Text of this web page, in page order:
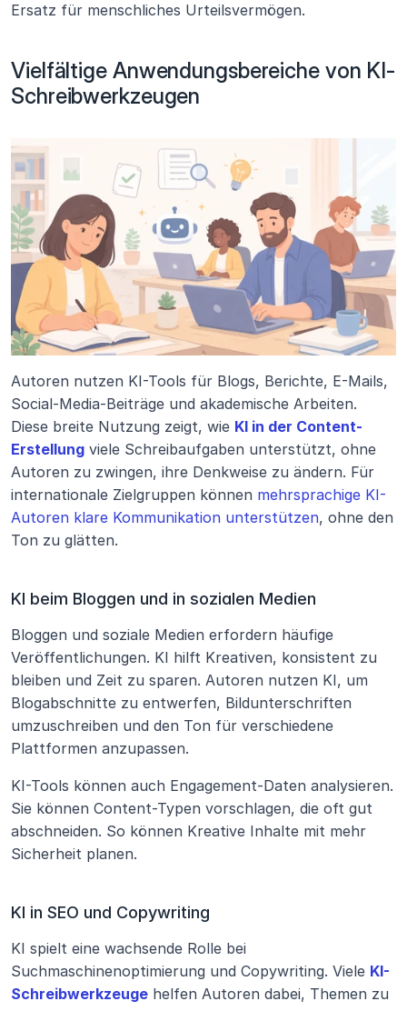
Ersatz für menschliches Urteilsvermögen.
Vielfältige Anwendungsbereiche von KI-
Schreibwerkzeugen
Autoren nutzen KI-Tools für Blogs, Berichte, E-Mails,
Social-Media-Beiträge und akademische Arbeiten.
Diese breite Nutzung zeigt, wie KI in der Content-
Erstellung viele Schreibaufgaben unterstützt, ohne
Autoren zu zwingen, ihre Denkweise zu ändern. Für
internationale Zielgruppen können mehrsprachige KI-
Autoren klare Kommunikation unterstützen, ohne den
Ton zu glätten.
KI beim Bloggen und in sozialen Medien
Bloggen und soziale Medien erfordern häufige
Veröffentlichungen. KI hilft Kreativen, konsistent zu
bleiben und Zeit zu sparen. Autoren nutzen KI, um
Blogabschnitte zu entwerfen, Bildunterschriften
umzuschreiben und den Ton für verschiedene
Plattformen anzupassen.
KI-Tools können auch Engagement-Daten analysieren.
Sie können Content-Typen vorschlagen, die oft gut
abschneiden. So können Kreative Inhalte mit mehr
Sicherheit planen.
KI in SEO und Copywriting
KI spielt eine wachsende Rolle bei
Suchmaschinenoptimierung und Copywriting. Viele KI-
Schreibwerkzeuge helfen Autoren dabei, Themen zu